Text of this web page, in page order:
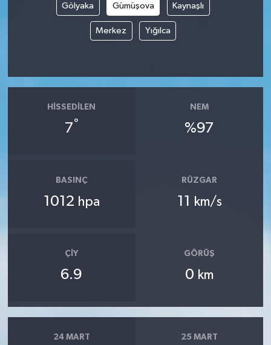
Gölyaka Gümüşova Kaynaşlı
Merkez Yığılca
HISSEDILEN
7°
NEM
%97
BASINÇ
1012 hpa
RÜZGAR
11 km/s
ÇIY
6.9
GÖRÜŞ
0 km
24 MART 25 MART
Tüm Makaleler
Tüm Haberler
Son Dakika
Tüm Haberler